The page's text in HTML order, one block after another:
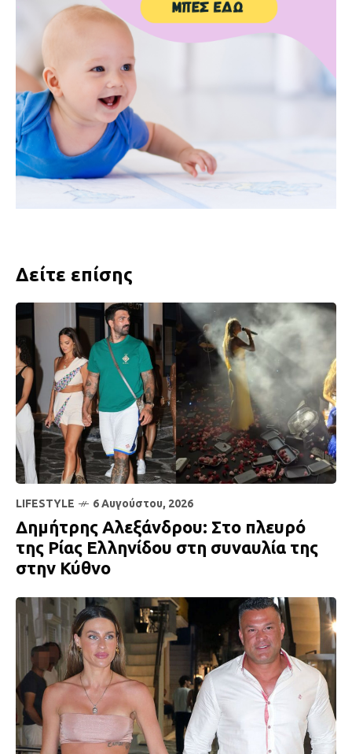
Δείτε επίσης
LIFESTYLE 6 Αυγούστου, 2026
Δημήτρης Αλεξάνδρου: Στο πλευρό
της Ρίας Ελληνίδου στη συναυλία της
στην Κύθνο